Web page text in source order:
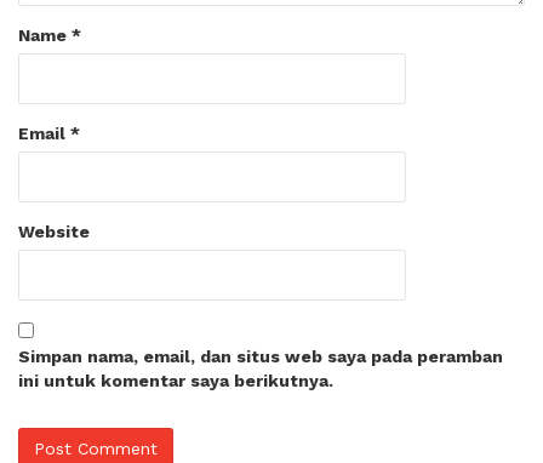
Name *
Email *
Website
Simpan nama, email, dan situs web saya pada peramban
ini untuk komentar saya berikutnya.